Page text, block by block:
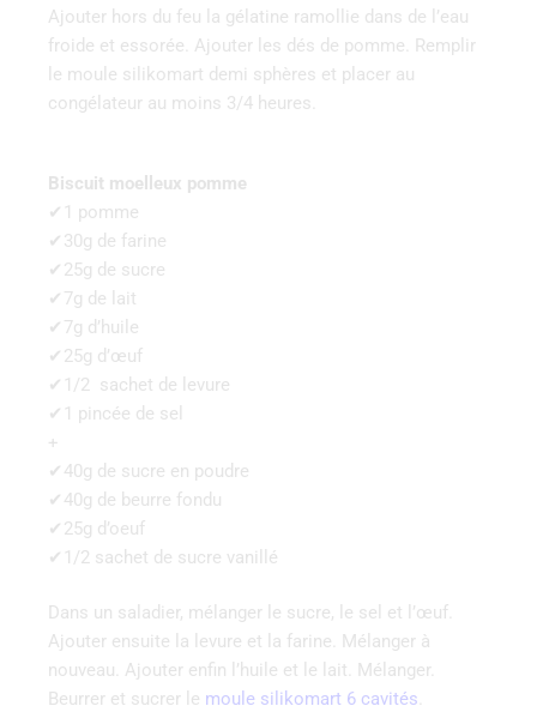
Ajouter hors du feu la gélatine ramollie dans de l’eau
froide et essorée. Ajouter les dés de pomme. Remplir
le moule silikomart demi sphères et placer au
congélateur au moins 3/4 heures.
Biscuit moelleux pomme
✔1 pomme
✔30g de farine
✔25g de sucre
✔7g de lait
✔7g d’huile
✔25g d’œuf
✔1/2 sachet de levure
✔1 pincée de sel
+
✔40g de sucre en poudre
✔40g de beurre fondu
✔25g d’oeuf
✔1/2 sachet de sucre vanillé
Dans un saladier, mélanger le sucre, le sel et l’œuf.
Ajouter ensuite la levure et la farine. Mélanger à
nouveau. Ajouter enfin l’huile et le lait. Mélanger.
Beurrer et sucrer le moule silikomart 6 cavités